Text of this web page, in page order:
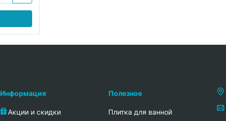
Информация
Акции и скидки
Полезное
Плитка для ванной